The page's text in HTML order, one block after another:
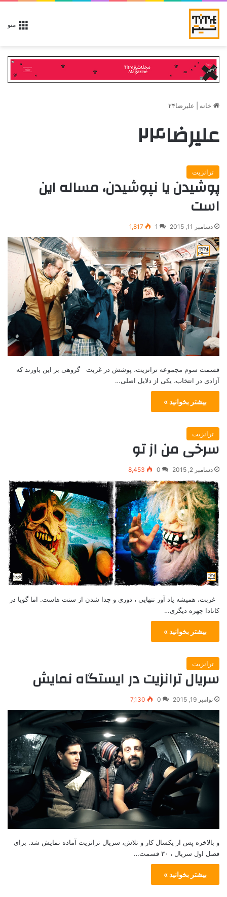
منو
خانه علیرضا۲۴
علیرضا۲۴
ترانزیت
پوشیدن یا نپوشیدن، مساله این
است
دسامبر 11, 2015 1
1,817
قسمت سوم مجموعه ترانزیت، پوشش در غربت گروهی بر این باورند که
آزادی در انتخاب، یکی از دلایل اصلی…
بیشتر بخوانید »
ترانزیت
سرخی من از تو
دسامبر 2, 2015 0
8,453
غربت، همیشه یاد آور تنهایی ، دوری و جدا شدن از سنت هاست. اما گویا در
کانادا چهره دیگری…
بیشتر بخوانید »
ترانزیت
سریال ترانزیت در ایستگاه نمایش
نوامبر 19, 2015 0
7,130
و بالاخره پس از یکسال کار و تلاش، سریال ترانزیت آماده نمایش شد. برای
فصل اول سریال ، ۳۰ قسمت…
بیشتر بخوانید »